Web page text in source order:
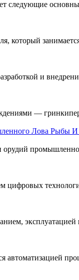
следующие
и
—
Лова Рыбы И
орудий
автоматизацией